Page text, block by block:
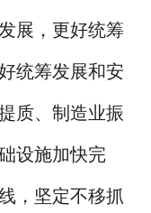
展，更好统筹
统筹发展和安
质、制造业振
设施加快完
，坚定不移抓